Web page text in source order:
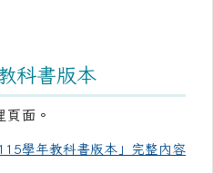
科書版本
面。
學年教科書版本」完整內容